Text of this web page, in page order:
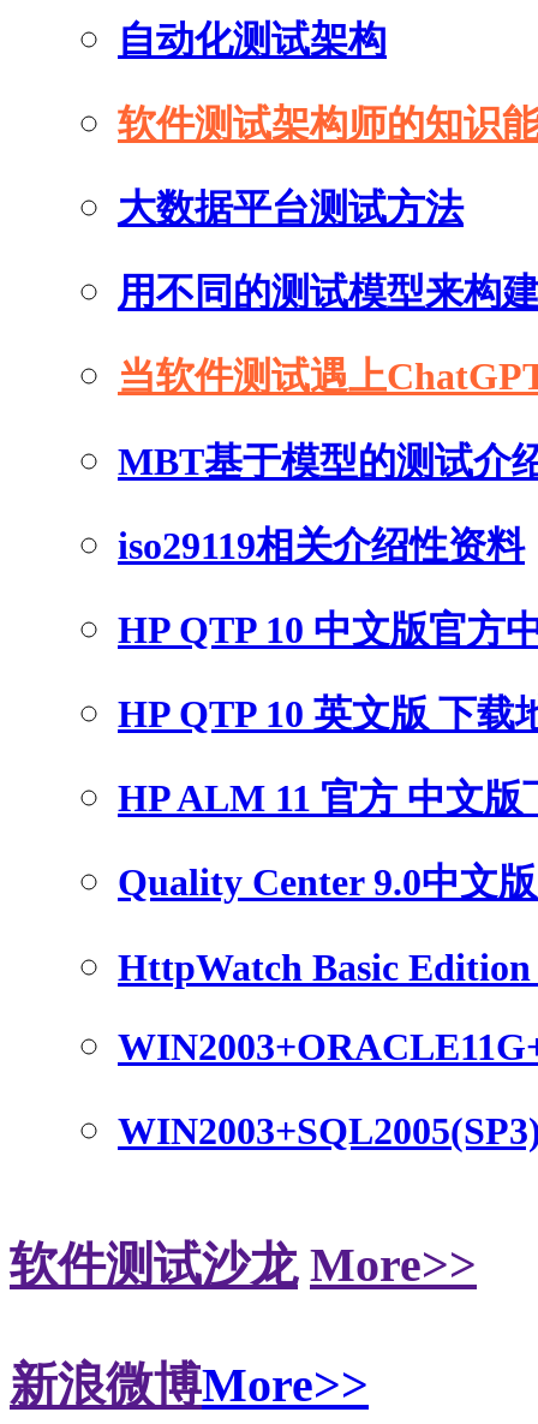
自动化测试架构
软件测试架构师的知识
大数据平台测试方法
用不同的测试模型来构
当软件测试遇上
MBT基于模型的测试介
iso29119相关介绍性资料
HP QTP 10 中文版官方
HP QTP 10 英文版 下载
HP ALM 11 官方 中文版
Quality Center 9.0中文
HttpWatch Basic Edition
软件测试沙龙 More>>
新浪微博More>>